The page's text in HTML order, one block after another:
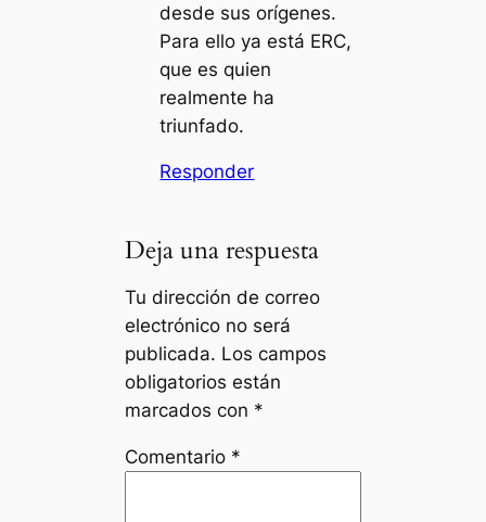
desde sus orígenes.
Para ello ya está ERC,
que es quien
realmente ha
triunfado.
Responder
Deja una respuesta
Tu dirección de correo
electrónico no será
publicada. Los campos
obligatorios están
marcados con *
Comentario *